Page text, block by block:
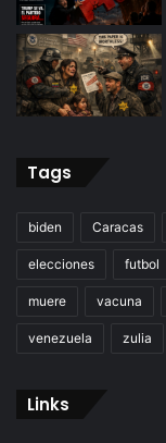
Tags
biden Caracas
elecciones futbol
muere vacuna
venezuela zulia
Links